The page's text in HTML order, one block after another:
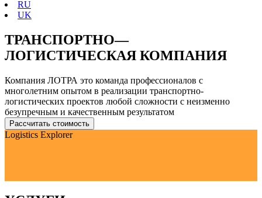
RU
UK
ТРАНСПОРТНО—
ЛОГИСТИЧЕСКАЯ КОМПАНИЯ
Компания ЛОТРА это команда профессионалов с
многолетним опытом в реализации транспортно-
логистических проектов любой сложности с неизменно
безупречным и качественным результатом
Рассчитать стоимость
Logistics Explorer